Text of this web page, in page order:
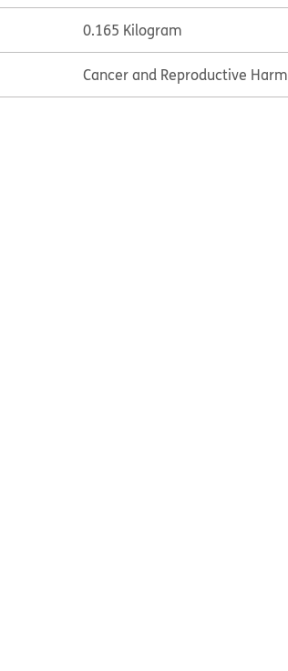
0.165 Kilogram
Cancer and Reproductive Harm